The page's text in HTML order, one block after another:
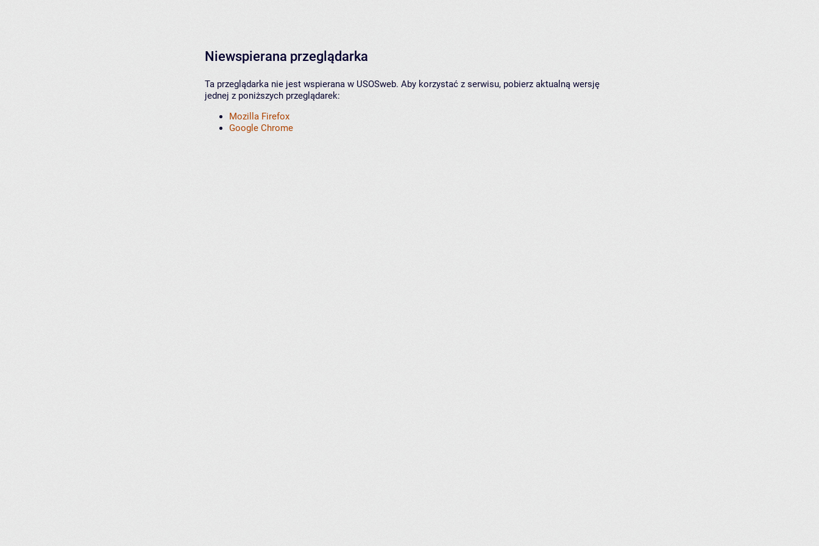
Niewspierana przeglądarka
Ta przeglądarka nie jest wspierana w USOSweb. Aby korzystać z serwisu, pobierz aktualną wersję
jednej z poniższych przeglądarek:
Mozilla Firefox
Google Chrome